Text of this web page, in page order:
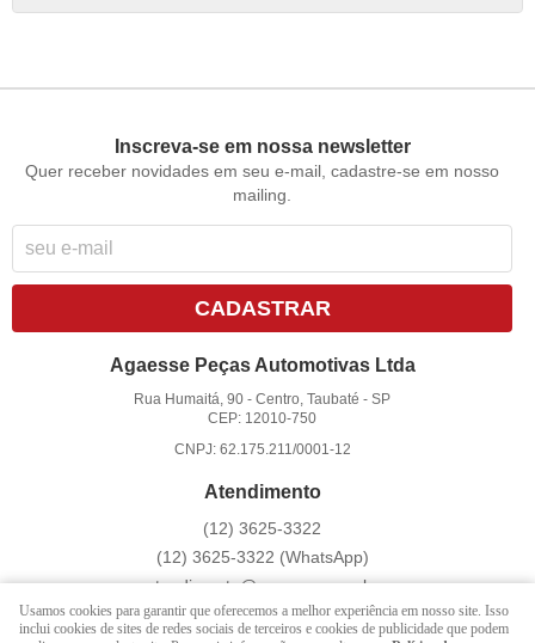
Inscreva-se em nossa newsletter
Quer receber novidades em seu e-mail, cadastre-se em nosso
mailing.
CADASTRAR
Agaesse Peças Automotivas Ltda
Rua Humaitá, 90 -Centro, Taubaté -SP
CEP: 12010-750
CNPJ: 62.175.211/0001-12
Atendimento
(12) 3625-3322
(12) 3625-3322 (WhatsApp)
atendimento@agaesse.com.br
Usamos cookies para garantir que oferecemos a melhor experiência em nosso site. Isso
inclui cookies de sites de redes sociais de terceiros e cookies de publicidade que podem